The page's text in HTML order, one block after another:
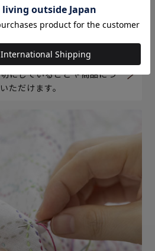
ついて
にしていることや商品につ
ただけます。